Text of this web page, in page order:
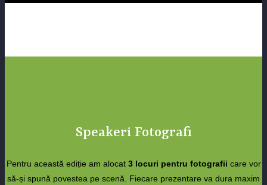
Speakeri Fotografi
Pentru această ediție am alocat 3 locuri pentru fotografii care vor
să-și spună povestea pe scenă. Fiecare prezentare va dura maxim